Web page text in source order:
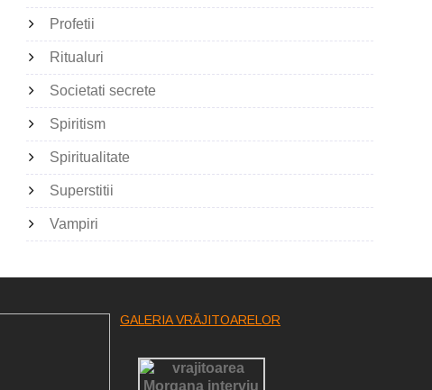
Profetii
Ritualuri
Societati secrete
Spiritism
Spiritualitate
Superstitii
Vampiri
GALERIA VRĂJITOARELOR